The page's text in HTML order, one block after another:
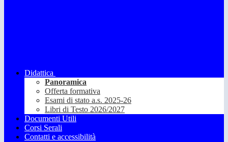
Didattica
Panoramica
Offerta formativa
Esami di stato a.s. 2025-26
Libri di Testo 2026/2027
Documenti Utili
Corsi Serali
Contatti e accessibilità